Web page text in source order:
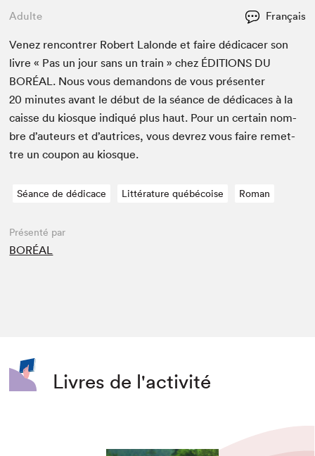
Adulte Français
Venez ren­con­tr­er Robert Lalonde et faire dédi­cac­er son
livre « Pas un jour sans un train » chez ÉDI­TIONS DU
BORÉAL. Nous vous deman­dons de vous présen­ter
20 min­utes avant le début de la séance de dédi­caces à la
caisse du kiosque indiqué plus haut. Pour un cer­tain nom­
bre d’auteurs et d’autrices, vous devrez vous faire remet­
tre un coupon au kiosque.
Séance de dédicace Littérature québécoise Roman
Présenté par
BORÉAL
Livres de l'activité